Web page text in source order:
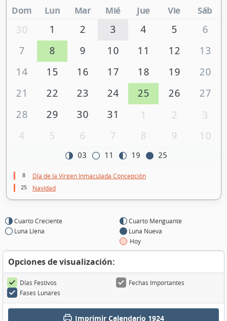
Dom Lun Mar Mié Jue Vie Sáb
30 1 2 3 4 5
6
7
8 9 10 11 12
13
14
15 16 17 18 19
20
21
22 23 24 25 26
27
28
29 30 31 1 2
3
4
5 6 7 8 9 10
03 11 19 25
8 Día de la Virgen Inmaculada Concepción
25 Navidad
Cuarto Creciente
Luna Llena
Cuarto Menguante
Luna Nueva
Hoy
Opciones de visualización:
Días Festivos
Fechas Importantes
Fases Lunares
ImprimirCalendario 1924